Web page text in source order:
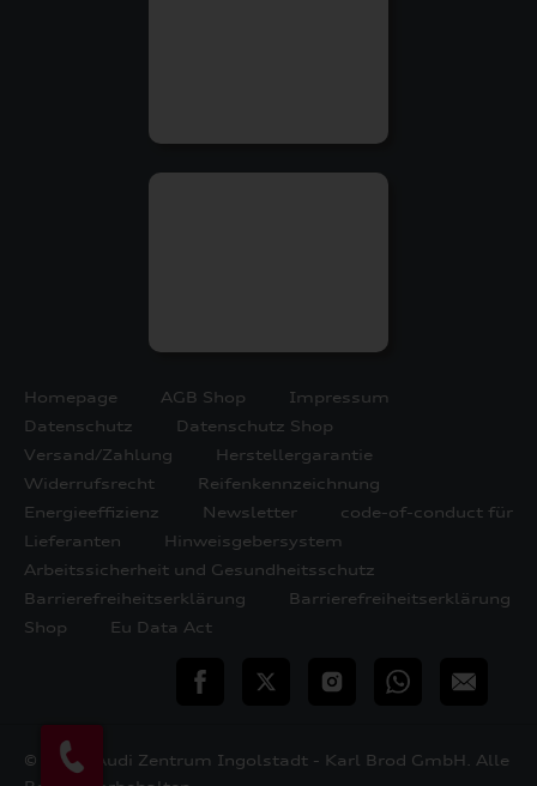
Homepage AGB Shop
Impressum
Datenschutz
Datenschutz Shop
Versand/Zahlung
Herstellergarantie
Widerrufsrecht
Reifenkennzeichnung
Energieeffizienz
Newsletter
code-of-conduct für
Lieferanten
Hinweisgebersystem
Arbeitssicherheit und Gesundheitsschutz
Barrierefreiheitserklärung
Barrierefreiheitserklärung
Shop
Eu Data Act
teilen Twitter InstagramWhatsApp
E-
© 2026 Audi Zentrum Ingolstadt - Karl Brod GmbH. Alle